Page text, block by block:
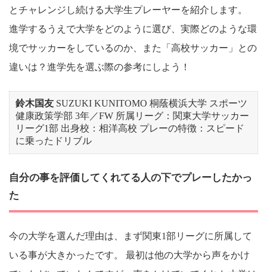
とチャレンジし続ける大学生プレーヤーを紹介します。
進学するうえで大学をどのように選び、実際どのような環
境でサッカーをしているのか、また「高校サッカー」との
違いは？進学先を選ぶ際の参考にしよう！
鈴木国友 SUZUKI KUNITOMO 桐蔭横浜大学 スポーツ
健康政策学部 3年／FW 所属リーグ：関東大学サッカー
リーグ1部 出身校：相洋高校 プレーの特徴：スピード
に乗ったドリブル
自分の事を評価してくれてる人の下でプレーしたかっ
た
今の大学を選んだ理由は、まず関東1部リーグに所属して
いる事が大きかったです。 最初は他の大学から声をかけ